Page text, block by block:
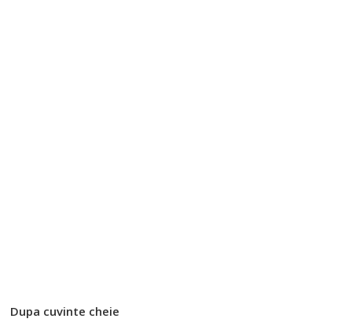
Dupa cuvinte cheie